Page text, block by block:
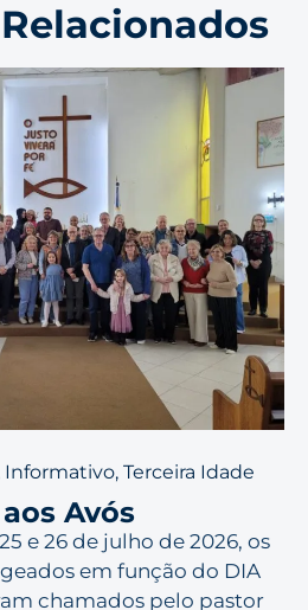
Informativo,Terceira Idade
Avós
e 26 de julho de 2026, os
em função do DIA
chamados pelo pastor